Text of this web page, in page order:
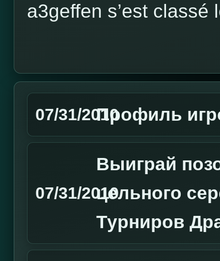
a3geffen s’est classé
07/31/2010Профиль
07/31/2010
Выиграй
цельного
Турниров